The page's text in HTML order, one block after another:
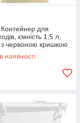
для
ємність 1,5 л,
червоною кришкою
наявності